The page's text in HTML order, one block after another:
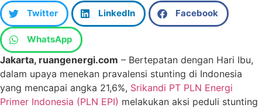
Twitter LinkedIn Facebook
WhatsApp
Jakarta, ruangenergi.com – Bertepatan dengan Hari Ibu,
dalam upaya menekan pravalensi stunting di Indonesia
yang mencapai angka 21,6%, Srikandi PT PLN Energi
Primer Indonesia (PLN EPI) melakukan aksi peduli stunting